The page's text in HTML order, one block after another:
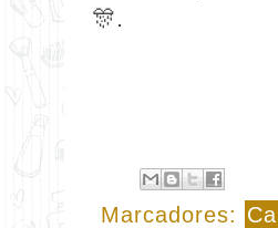
🎊.
Marcadores: